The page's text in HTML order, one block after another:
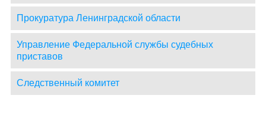
Прокуратура Ленинградской области
Управление Федеральной службы судебных
приставов
Следственный комитет